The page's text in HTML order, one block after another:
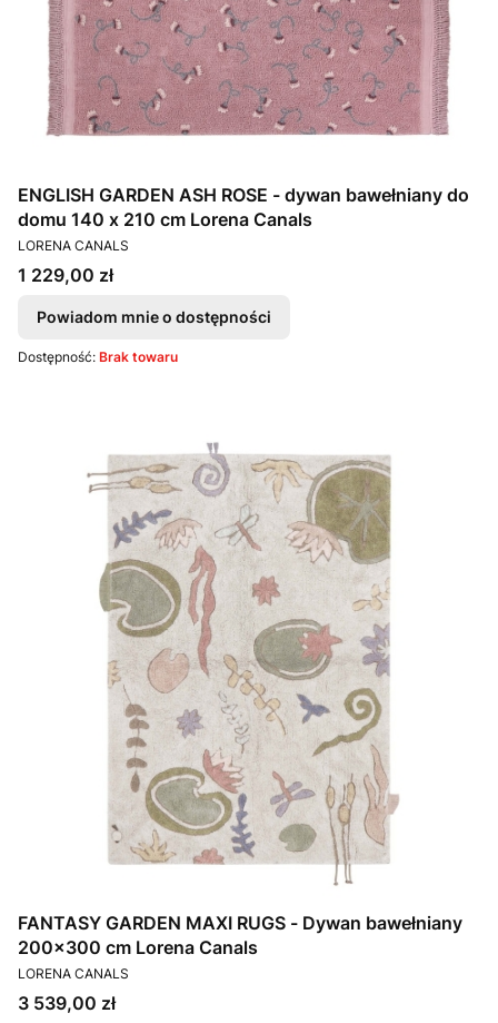
ENGLISH GARDEN ASH ROSE - dywan bawełniany do
domu 140 x 210 cm Lorena Canals
PRODUCENT
LORENA CANALS
Cena
1 229,00 zł
Powiadom mnie o dostępności
Dostępność: Brak towaru
FANTASY GARDEN MAXI RUGS - Dywan bawełniany
200x300 cm Lorena Canals
PRODUCENT
LORENA CANALS
Cena
3 539,00 zł